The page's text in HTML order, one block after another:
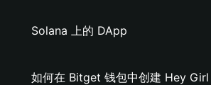
Solana 上的 DApp
如何在 Bitget 钱包中创建 Hey Girl